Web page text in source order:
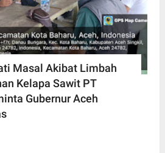
Masal Akibat Limbah
Kelapa Sawit PT
Gubernur Aceh